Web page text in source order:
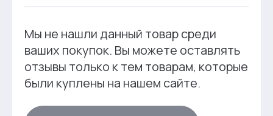
Мы не нашли данный товар среди
ваших покупок. Вы можете оставлять
отзывы только к тем товарам, которые
были куплены на нашем сайте.